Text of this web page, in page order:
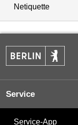
Netiquette
Service
Service-App